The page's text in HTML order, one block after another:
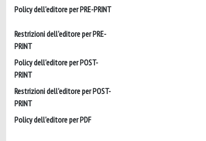
Policy dell'editore per PRE-PRINT
Restrizioni dell'editore per PRE-
PRINT
Policy dell'editore per POST-
PRINT
Restrizioni dell'editore per POST-
PRINT
Policy dell'editore per PDF